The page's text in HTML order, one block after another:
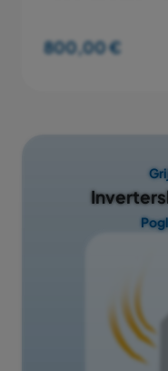
800,00 €